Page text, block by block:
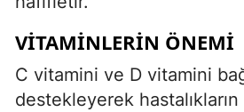
VITAMINLERIN ÖNEMI
C vitamini ve D vitamini
destekleyerek